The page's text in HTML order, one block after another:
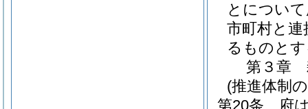
とについ
市町村と
るものと
第３章
(推進体制
第20条
府